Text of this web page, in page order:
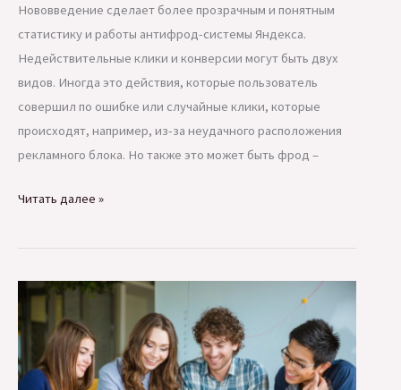
Нововведение сделает более прозрачным и понятным
статистику и работы антифрод-системы Яндекса.
Недействительные клики и конверсии могут быть двух
видов. Иногда это действия, которые пользователь
совершил по ошибке или случайные клики, которые
происходят, например, из-за неудачного расположения
рекламного блока. Но также это может быть фрод –
В
отчетов
Директа
появились
недействительные
конверсии
Читать далее »